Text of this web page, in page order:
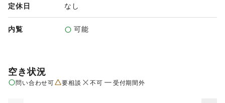
定休日 なし
内覧 可能
空き状況
問い合わせ可 要相談 不可 受付期間外